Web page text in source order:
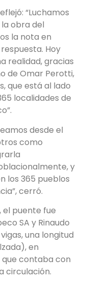
“Luchamos
obra del
la nota en
Hoy
realidad, gracias
de Omar Perotti,
que está al lado
localidades de
desde el
como
y
los 365 pueblos
cerró.
el puente fue
SA y Rinaudo
una longitud
en
contaba con
circulación.